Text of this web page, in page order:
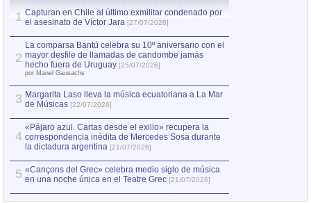
1 Capturan en Chile al último exmilitar condenado por
el asesinato de Víctor Jara [27/07/2026]
2
La comparsa Bantú celebra su 10º aniversario con el
mayor desfile de llamadas de candombe jamás
hecho fuera de Uruguay [25/07/2026]
por Manel Gausachs
3 Margarita Laso lleva la música ecuatoriana a La Mar
de Músicas [22/07/2026]
4
«Pájaro azul. Cartas desde el exilio» recupera la
correspondencia inédita de Mercedes Sosa durante
la dictadura argentina [21/07/2026]
5 «Cançons del Grec» celebra medio siglo de música
en una noche única en el Teatre Grec [21/07/2026]